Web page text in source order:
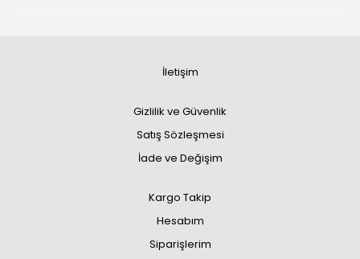
İletişim
Gizlilik ve Güvenlik
Satış Sözleşmesi
İade ve Değişim
Kargo Takip
Hesabım
Siparişlerim